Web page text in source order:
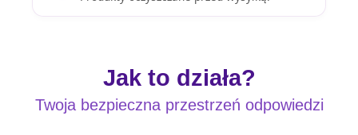
Jak to działa?
Twoja bezpieczna przestrzeń odpowiedzi